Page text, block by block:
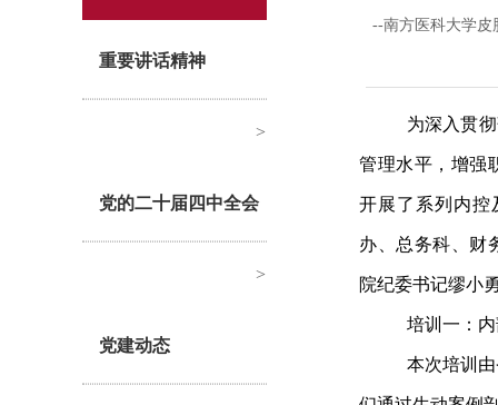
重要讲话精神
>
党的二十届四中全会
>
党建动态
--南方医科大学皮
为深入贯
管理水平，增强
开展了系列内控
办、总务科、财
院纪委书记缪小
培训一：
本次培训